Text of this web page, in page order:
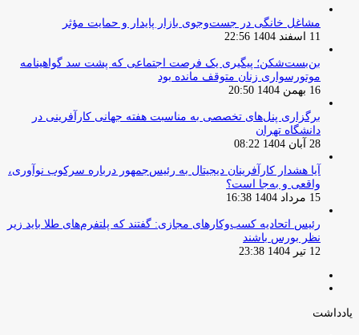
مشاغل خانگی در جست‌وجوی بازار پایدار و حمایت مؤثر
11 اسفند 1404 22:56
بن‌بست‌شکن؛ پیگیری یک فرصت اجتماعی که پشت سد گواهینامه
موتورسواری زنان متوقف مانده بود
16 بهمن 1404 20:50
برگزاری پنل‌های تخصصی به مناسبت هفته جهانی کارآفرینی در
دانشگاه تهران
28 آبان 1404 08:22
آیا هشدار کارآفرینان دیجیتال به رئیس‌جمهور درباره سرکوب نوآوری،
واقعی و به‌جا است؟
15 مرداد 1404 16:38
‏رئیس اتحادیه کسب‌وکارهای مجازی: گفتند که پلتفرم‌های طلا باید زیر
نظر بورس باشند
12 تیر 1404 23:38
یادداشت